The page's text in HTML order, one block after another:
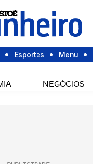
Esportes Menu
NEGÓCIOS